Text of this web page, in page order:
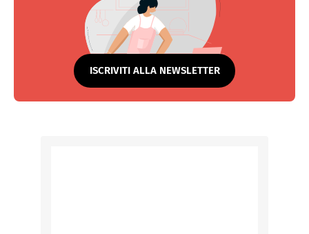
ISCRIVITI ALLA NEWSLETTER